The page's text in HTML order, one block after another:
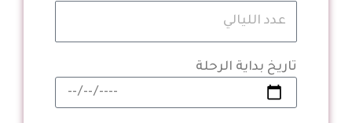
تاريخ بداية الرحلة